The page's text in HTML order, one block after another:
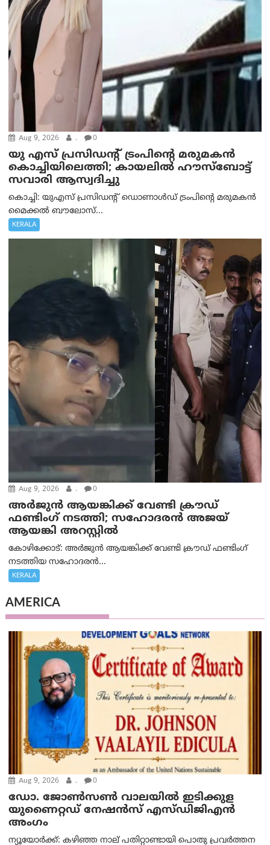
Aug 9, 2026 . 0
യു എസ് പ്രസിഡന്റ് ട്രംപിന്റെ മരുമകൻ
കൊച്ചിയിലെത്തി; കായലിൽ ഹൗസ്ബോട്ട്
സവാരി ആസ്വദിച്ചു
കൊച്ചി: യുഎസ് പ്രസിഡന്റ് ഡൊണാൾഡ് ട്രംപിന്റെ മരുമകൻ
മൈക്കൽ ബൗലോസ്...
KERALA
Aug 9, 2026 . 0
അർജുൻ ആയങ്കിക്ക് വേണ്ടി ക്രൗഡ്
ഫണ്ടിംഗ് നടത്തി; സഹോദരന്‍ അജയ്
ആയങ്കി അറസ്റ്റിൽ
കോഴിക്കോട്: അർജുൻ ആയങ്കിക്ക് വേണ്ടി ക്രൗഡ് ഫണ്ടിംഗ്
നടത്തിയ സഹോദരന്‍...
KERALA
AMERICA
Aug 9, 2026 . 0
ഡോ. ജോൺസൺ വാലയിൽ ഇടിക്കുള
യുണൈറ്റഡ് നേഷൻസ് എസ്ഡിജിഎൻ
അംഗം
ന്യൂയോര്‍ക്ക്: കഴിഞ്ഞ നാല് പതിറ്റാണ്ടായി പൊതു പ്രവർത്തന